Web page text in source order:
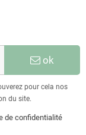
ok
pour cela nos
du site.
de confidentialité